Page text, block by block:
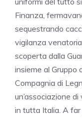
Finanza,
sequestrando
vigilanza
scoperta dalla
insieme al Gruppo
Compagnia di
un’associazione
in tutta Italia. A far